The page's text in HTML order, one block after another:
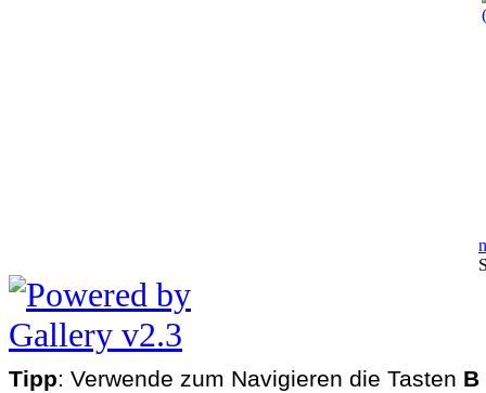
Tipp: Verwende zum Navigieren die Tasten B